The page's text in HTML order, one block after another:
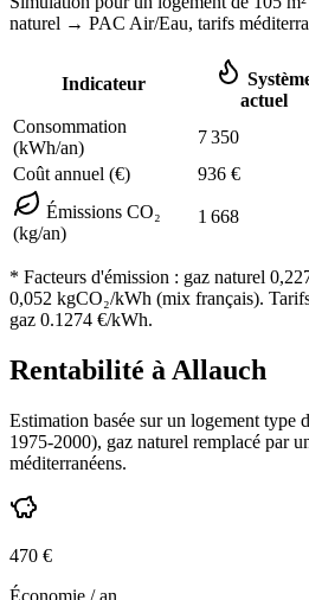
naturel → PAC Air/Eau, tarifs
Indicateur
actuel
Consommation
(kWh/an)
7 350
Coût annuel (€)
936 €
Émissions CO₂
(kg/an)
1 668
* Facteurs d'émission : gaz naturel
0,052 kgCO₂/kWh (mix français).
gaz 0.1274 €/kWh.
Rentabilité àAllauch
Estimation basée sur un logement type
1975-2000), gaz naturel remplacé par
méditerranéens.
470 €